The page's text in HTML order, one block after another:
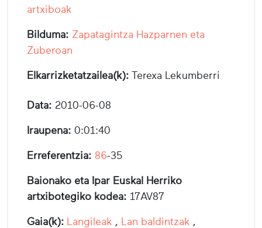
artxiboak
Bilduma: Zapatagintza Hazparnen eta
Zuberoan
Elkarrizketatzailea(k): Terexa Lekumberri
Data: 2010-06-08
Iraupena: 0:01:40
Erreferentzia: 86-35
Baionako eta Ipar Euskal Herriko
artxibotegiko kodea: 17AV87
Gaia(k): Langileak , Lan baldintzak ,